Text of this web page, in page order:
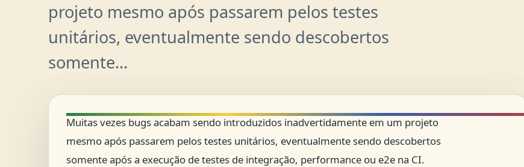
projeto mesmo após passarem pelos testes
unitários, eventualmente sendo descobertos
somente...
Muitas vezes bugs acabam sendo introduzidos inadvertidamente em um projeto
mesmo após passarem pelos testes unitários, eventualmente sendo descobertos
somente após a execução de testes de integração, performance ou e2e na CI.